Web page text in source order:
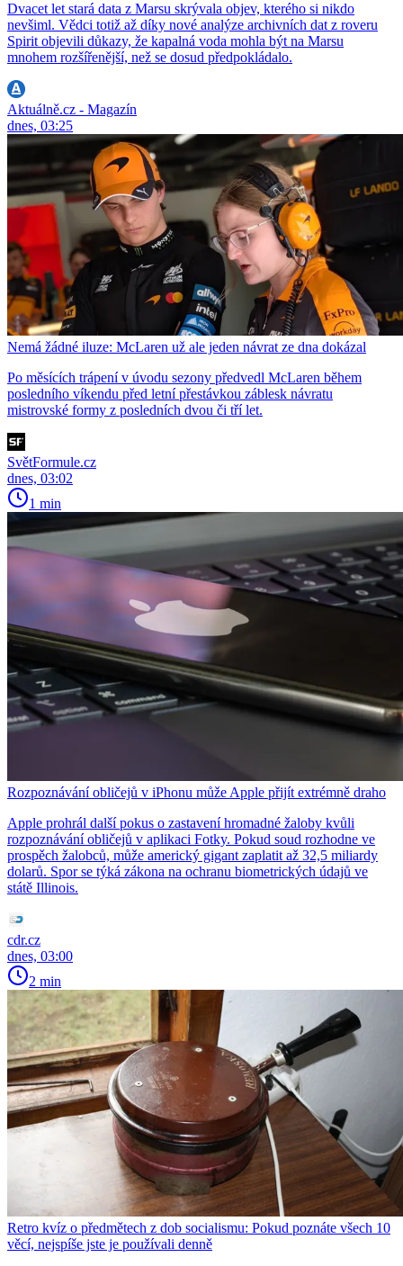
Dvacet let stará data z Marsu skrývala objev, kterého si nikdo
nevšiml. Vědci totiž až díky nové analýze archivních dat z roveru
Spirit objevili důkazy, že kapalná voda mohla být na Marsu
mnohem rozšířenější, než se dosud předpokládalo.
Aktuálně.cz - Magazín
dnes, 03:25
Nemá žádné iluze: McLaren už ale jeden návrat ze dna dokázal
Po měsících trápení v úvodu sezony předvedl McLaren během
posledního víkendu před letní přestávkou záblesk návratu
mistrovské formy z posledních dvou či tří let.
SvětFormule.cz
dnes, 03:02
1 min
Rozpoznávání obličejů v iPhonu může Apple přijít extrémně draho
Apple prohrál další pokus o zastavení hromadné žaloby kvůli
rozpoznávání obličejů v aplikaci Fotky. Pokud soud rozhodne ve
prospěch žalobců, může americký gigant zaplatit až 32,5 miliardy
dolarů. Spor se týká zákona na ochranu biometrických údajů ve
státě Illinois.
cdr.cz
dnes, 03:00
2 min
Retro kvíz o předmětech z dob socialismu: Pokud poznáte všech 10
věcí, nejspíše jste je používali denně